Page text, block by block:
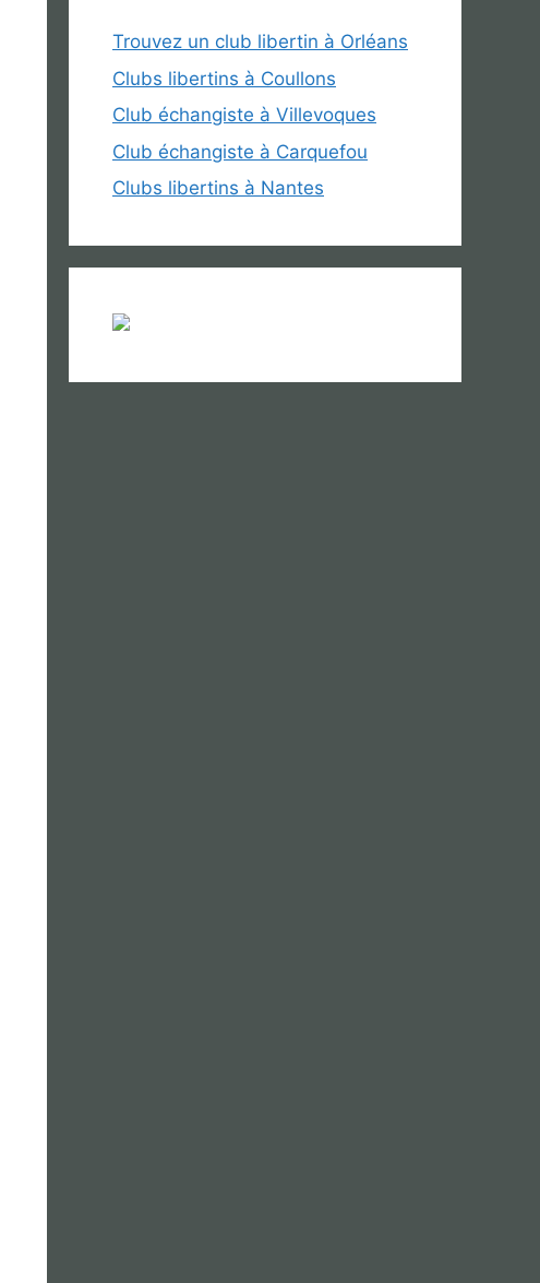
Trouvez un club libertin à Orléans
Clubs libertins à Coullons
Club échangiste à Villevoques
Club échangiste à Carquefou
Clubs libertins à Nantes